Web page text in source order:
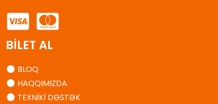
BİLET AL
BLOQ
HAQQIMIZDA
TEXNİKİ DƏSTƏK